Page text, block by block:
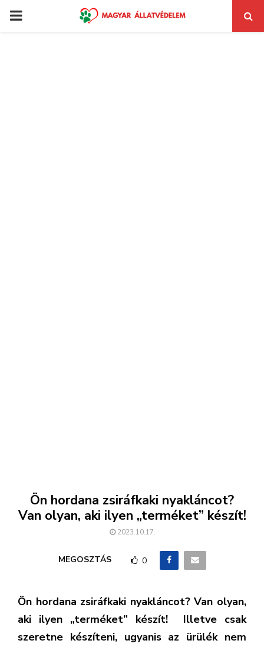
PRIMARY
Ön hordana zsiráfkaki nyakláncot?
Van olyan, aki ilyen „terméket” készít!
2023.10.17.
MEGOSZTÁS 0
Ön hordana zsiráfkaki nyakláncot? Van olyan,
aki ilyen „terméket” készít! Illetve csak
szeretne készíteni, ugyanis az ürülék nem